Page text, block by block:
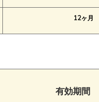
12ヶ月
有効期間